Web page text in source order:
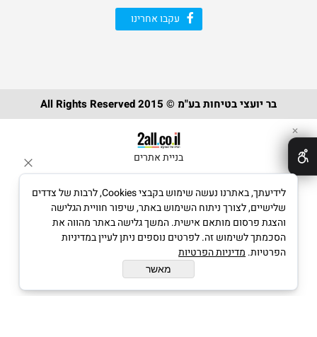
עקבו אחרינו
בר יועצי בטיחות בע"מ © 2015 All Rights Reserved
בניית אתרים
✕
לידיעתך, באתרנו נעשה שימוש בקבצי Cookies, לרבות של צדדים
שלישיים, לצורך ניתוח השימוש באתר, שיפור חוויית הגלישה
והצגת פרסום מותאם אישית. המשך גלישה באתר מהווה את
הסכמתך לשימוש זה. לפרטים נוספים ניתן לעיין במדיניות
הפרטיות. מדיניות הפרטיות
מאשר